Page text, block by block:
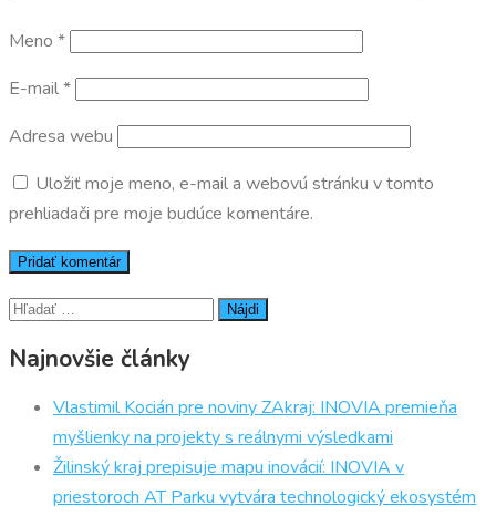
Meno *
E-mail*
Adresa webu
Uložiť moje meno, e-mail a webovú stránku v tomto
prehliadači pre moje budúce komentáre.
Hľadať:
Najnovšie články
Vlastimil Kocián pre noviny ZAkraj: INOVIA premieňa
myšlienky na projekty s reálnymi výsledkami
Žilinský kraj prepisuje mapu inovácií: INOVIA v
priestoroch AT Parku vytvára technologický ekosystém